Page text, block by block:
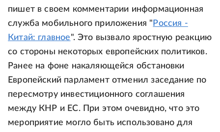
пишет в своем комментарии информационная
служба мобильного приложения " Россия -
Китай: главное". Это вызвало яростную реакцию
со стороны некоторых европейских политиков.
Ранее на фоне накаляющейся обстановки
Европейский парламент отменил заседание по
пересмотру инвестиционного соглашения
между КНР и ЕС. При этом очевидно, что это
мероприятие могло быть использовано для